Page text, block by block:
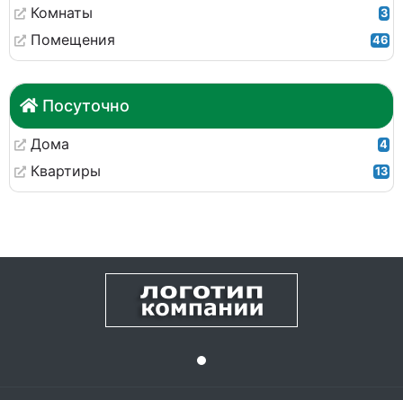
Комнаты 3
Помещения 46
Посуточно
Дома 4
Квартиры 13